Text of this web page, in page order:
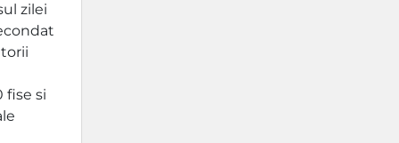
zilei
fise si